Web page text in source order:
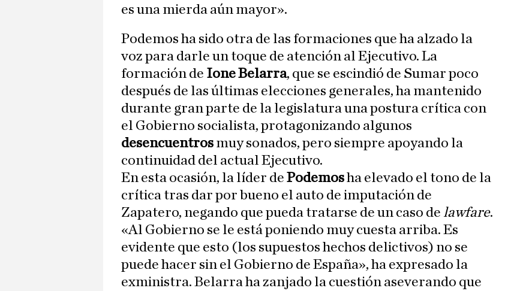
es una mierda aún mayor».
Podemos ha sido otra de las formaciones que ha alzado la
voz para darle un toque de atención al Ejecutivo. La
formación de Ione Belarra, que se escindió de Sumar poco
después de las últimas elecciones generales, ha mantenido
durante gran parte de la legislatura una postura crítica con
el Gobierno socialista, protagonizando algunos
desencuentros muy sonados, pero siempre apoyando la
continuidad del actual Ejecutivo.
En esta ocasión, la líder de Podemosha elevado el tono de la
crítica tras dar por bueno el auto de imputación de
Zapatero, negando que pueda tratarse de un caso de lawfare.
«Al Gobierno se le está poniendo muy cuesta arriba. Es
evidente que esto (los supuestos hechos delictivos) no se
puede hacer sin el Gobierno de España», ha expresado la
exministra. Belarra ha zanjado la cuestión aseverando que